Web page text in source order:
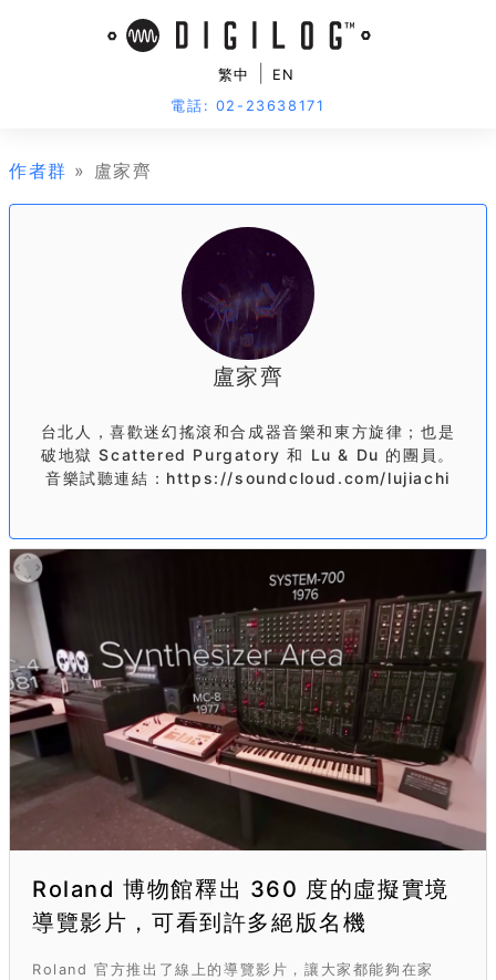
繁中
EN
電話: 02-23638171
作者群 » 盧家齊
盧家齊
台北人，喜歡迷幻搖滾和合成器音樂和東方旋律；也是
破地獄 Scattered Purgatory 和 Lu & Du 的團員。
音樂試聽連結：https://soundcloud.com/lujiachi
Roland 博物館釋出 360 度的虛擬實境
導覽影片，可看到許多絕版名機
Roland 官方推出了線上的導覽影片，讓大家都能夠在家